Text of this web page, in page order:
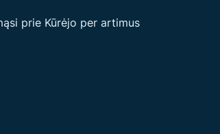
prie Kūrėjo per artimus